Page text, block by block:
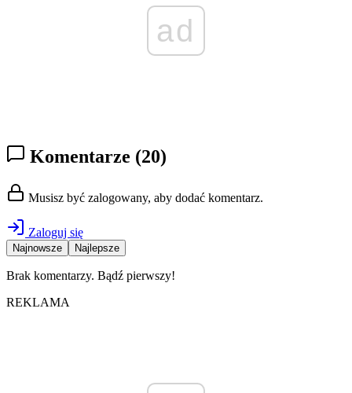
ad
Komentarze (20)
Musisz być zalogowany, aby dodać komentarz.
Zaloguj się
Najnowsze Najlepsze
Brak komentarzy. Bądź pierwszy!
REKLAMA